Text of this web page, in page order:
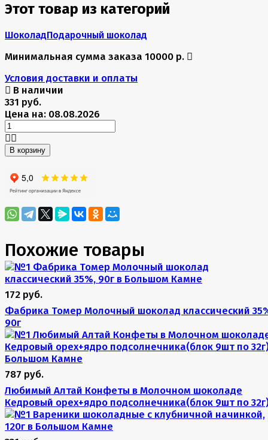
Этот товар из категорий
ШоколадПодарочный шоколад
Минимальная сумма заказа 10000 р.
Условия доставки и оплаты
В наличии
331 руб.
Цена на: 08.08.2026
В корзину
Похожие товары
172 руб.
Фабрика Томер Молочный шоколад классический
90г
787 руб.
Любимый Алтай Конфеты в Молочном шоколаде
Кедровый орех+ядро подсолнечника(блок 9шт по